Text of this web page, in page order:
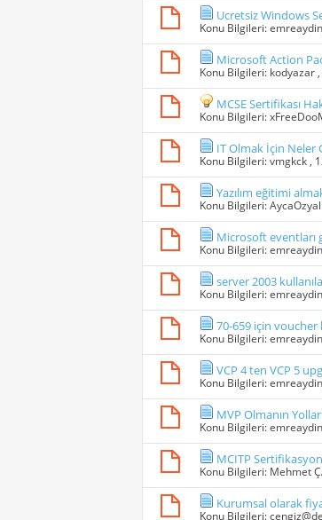
Ucretsiz Windows
Konu Bilgileri:emreaydin
Microsoft Action
Konu Bilgileri: kodyazar
MCSE Sertifikası
Konu Bilgileri:
IT Olmak İçin Neler
Konu Bilgileri:vmgkck ,
Yazılım eğitimi
Konu Bilgileri:
Microsoft eventları
Konu Bilgileri:emreaydin
server 2003
Konu Bilgileri:emreaydin
70-659 için
Konu Bilgileri:emreaydin
VCP 4 ten VCP 5
Konu Bilgileri:emreaydin
MVP Olmanın
Konu Bilgileri:emreaydin
MCITP
Konu Bilgileri: Mehmet
Kurumsal olarak
Konu Bilgileri: